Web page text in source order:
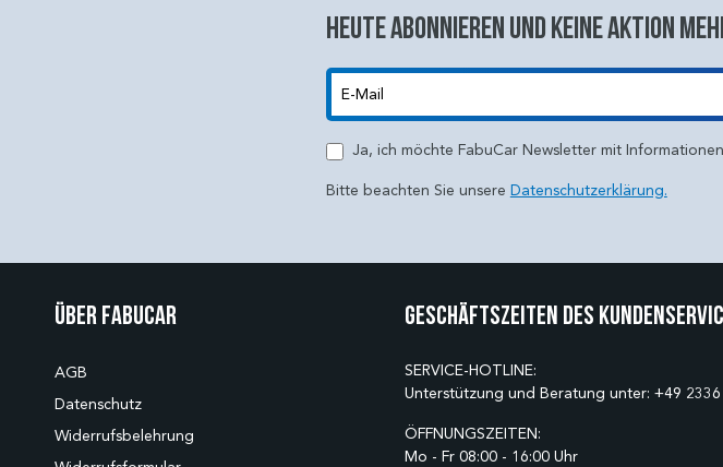
Heute abonnieren und keine aktion
Ja, ich möchte FabuCar Newsletter mit
Bitte beachten Sie unsere Datenschutzerklärung.
Über Fabucar
AGB
Datenschutz
Widerrufsbelehrung
Geschäftszeiten des
SERVICE-HOTLINE:
Unterstützung und Beratung unter: +49
ÖFFNUNGSZEITEN:
Mo - Fr 08:00 - 16:00 Uhr